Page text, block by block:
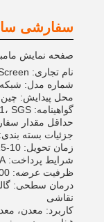
سفارشی
صفحه نمایش
نام تجاری: Mamba Screen
شماره مدل: شبكه
محل پیدایش: چین
گواهینامه: ISO9001، SGS
حداقل مقدار سفارش: 5
جزئیات بسته
زمان تحویل: 10-15 روز
شرایط پرداخت: TT، DA، DP، OA و L/C
ظرفیت عرضه: 8000 متر در ماه
درمان سطحی:
نقاشی
کاربرد: معدن،